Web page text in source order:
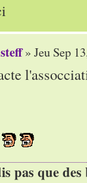
steff» Jeu Sep
pas que